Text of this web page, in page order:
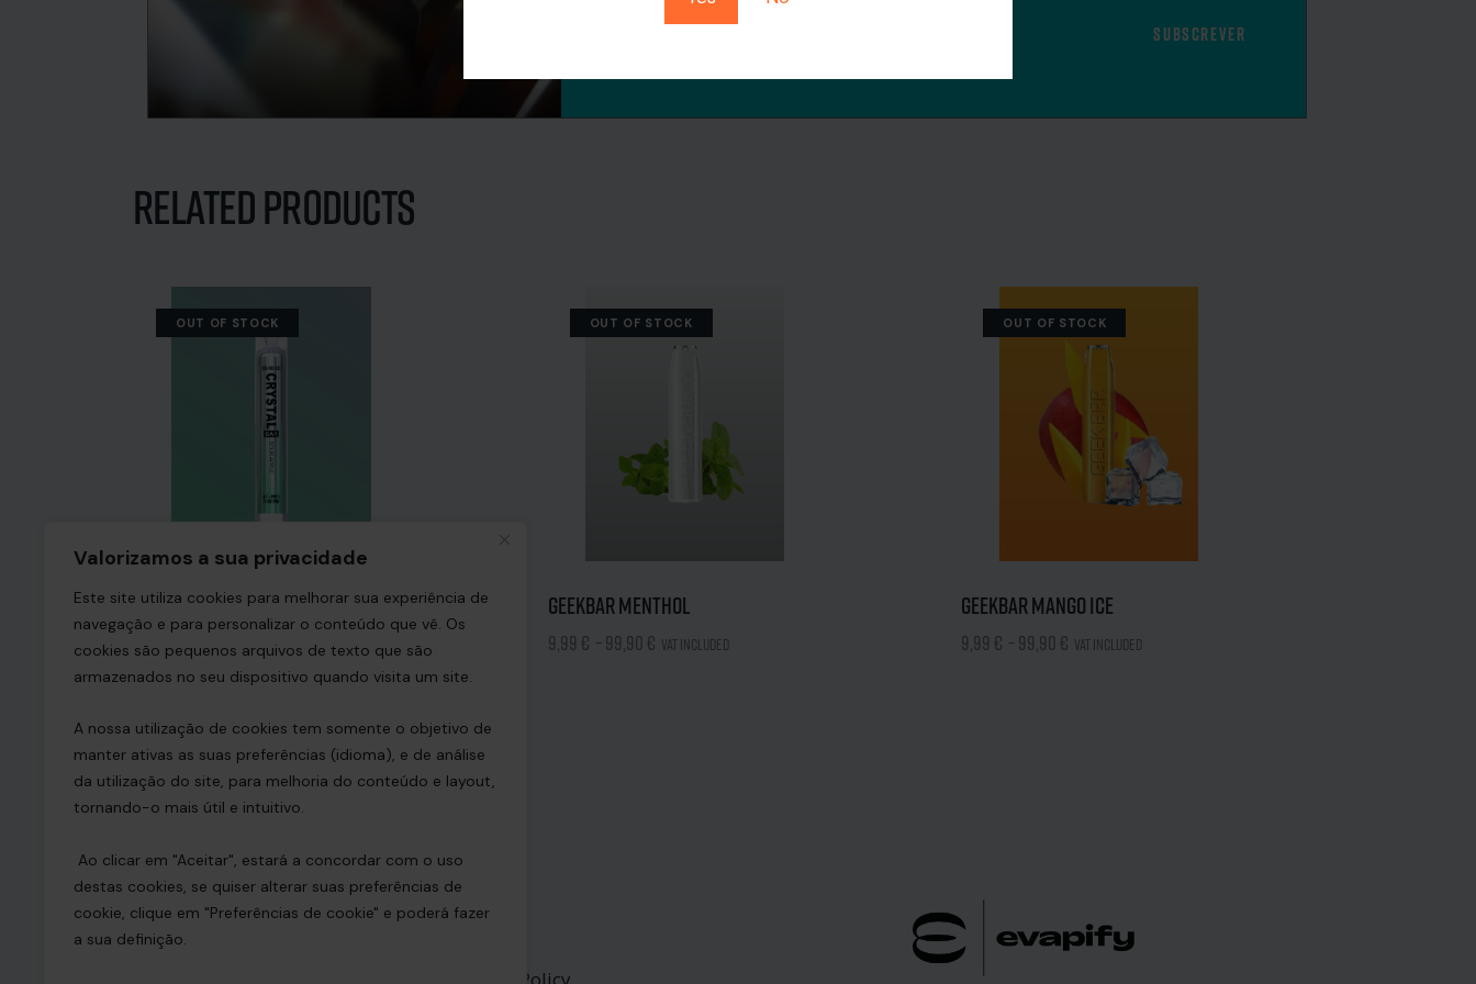
Valorizamos a sua privacidade
Este site utiliza cookies para melhorar sua experiência de
navegação e para personalizar o conteúdo que vê. Os
cookies são pequenos arquivos de texto que são
armazenados no seu dispositivo quando visita um site.
A nossa utilização de cookies tem somente o objetivo de
manter ativas as suas preferências (idioma), e de análise
da utilização do site, para melhoria do conteúdo e layout,
tornando-o mais útil e intuitivo.
Ao clicar em "Aceitar", estará a concordar com o uso
destas cookies, se quiser alterar suas preferências de
cookie, clique em "Preferências de cookie" e poderá fazer
a sua definição.
Related Products
OUT OF STOCK
Crystal Sour Apple
9,99€VAT included
OUT OF STOCK
Geekbar Menthol
9,99 € –99,90 € VAT included
OUT OF STOCK
Geekbar Mango Ice
9,99 € –99,90 € VAT included
Privacy Policy
SUBSCREVER